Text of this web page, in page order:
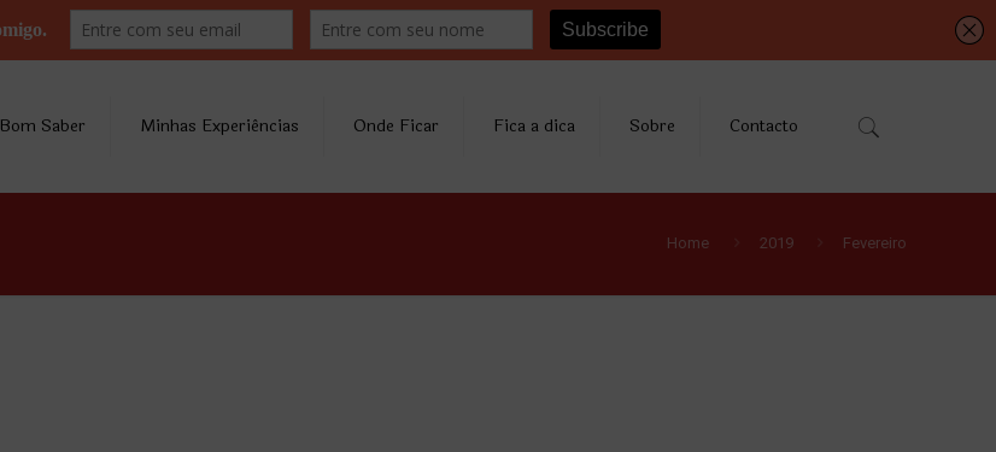
Bom Saber Minhas Experiências Onde Ficar Fica a dica Sobre Contacto
Home 2019 Fevereiro